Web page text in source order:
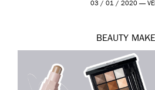
03 / 01 / 2020 —
BEAUTY